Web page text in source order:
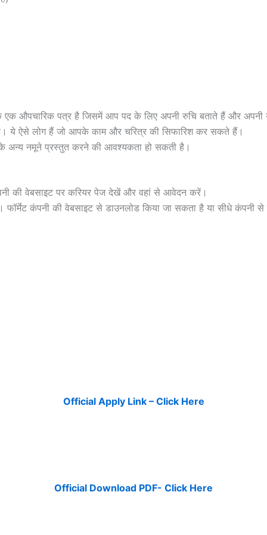
औपचारिक पत्र है जिसमें आप पद के लिए अपनी रुचि बताते हैं और अपनी
ये ऐसे लोग हैं जो आपके काम और चरित्र की सिफारिश कर सकते हैं।
अन्य नमूने प्रस्तुत करने की आवश्यकता हो सकती है।
की वेबसाइट पर करियर पेज देखें और वहां से आवेदन करें।
कंपनी की वेबसाइट से डाउनलोड किया जा सकता है या सीधे कंपनी से
Official Apply Link – Click Here
Official Download PDF- Click Here